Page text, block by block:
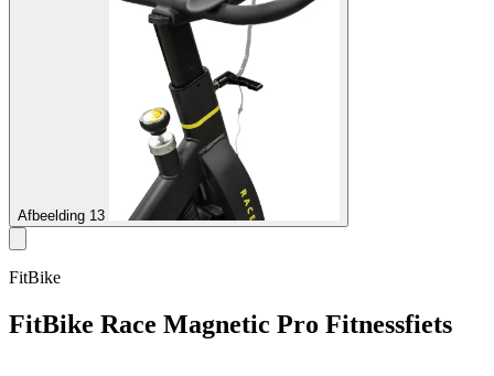
Afbeelding 13
FitBike
FitBike Race Magnetic Pro Fitnessfiets